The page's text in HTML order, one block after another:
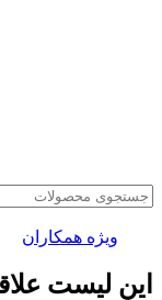
ویژه همکاران
این لیست